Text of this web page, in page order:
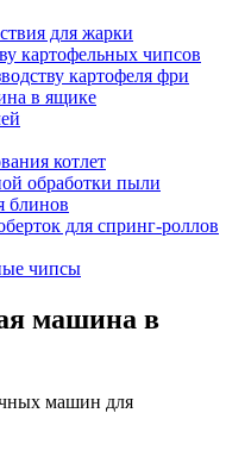
для жарки
картофельных чипсов
картофеля фри
в ящике
котлет
обработки пыли
блинов
для спринг-роллов
чипсы
машина в